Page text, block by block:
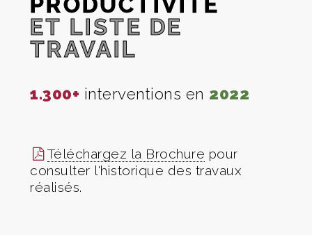
ET LISTE DE
TRAVAIL
1.300+ interventions en 2022
Téléchargez la Brochure pour
consulter l'historique des travaux
réalisés.